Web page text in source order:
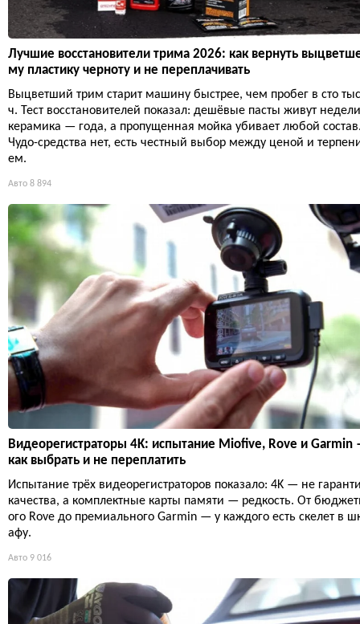
Лучшие восстановители трима 2026: как вернуть
му пластику черноту и не переплачивать
Выцветший трим старит машину быстрее, чем пробег в сто
ч. Тест восстановителей показал: дешёвые пасты живут
керамика — года, а пропущенная мойка убивает любой
Чудо-средства нет, есть честный выбор между ценой и
ем.
Авто 8 894
Видеорегистраторы 4K: испытание Miofive, Rove и Garmin
как выбрать и не переплатить
Испытание трёх видеорегистраторов показало: 4K — не
качества, а комплектные карты памяти — редкость. От
ого Rove до премиального Garmin — у каждого есть скелет в
афу.
Авто 9 016